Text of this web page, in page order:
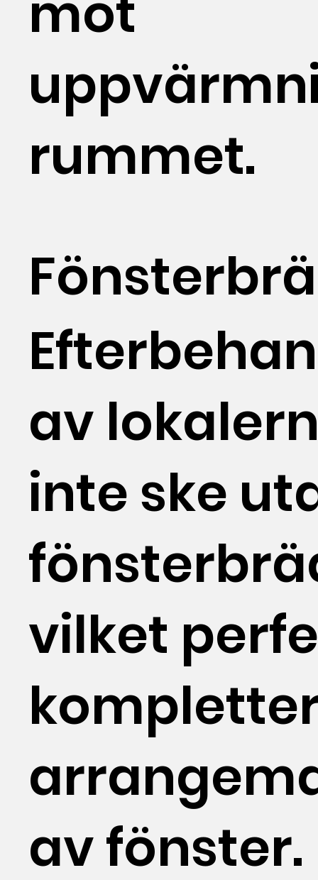
rummet.
av
inte ske
vilket
av